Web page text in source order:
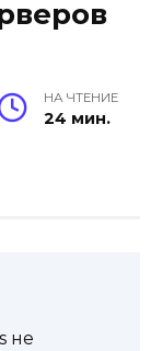
НА ЧТЕНИЕ
24 мин.
не